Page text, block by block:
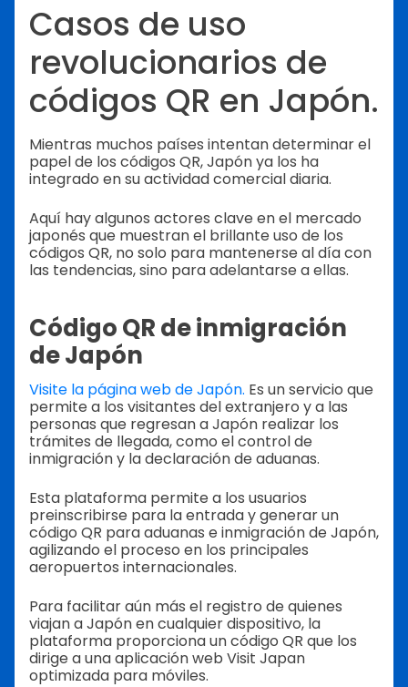
Casos de uso
revolucionarios de
códigos QR en Japón.
Mientras muchos países intentan determinar el
papel de los códigos QR, Japón ya los ha
integrado en su actividad comercial diaria.
Aquí hay algunos actores clave en el mercado
japonés que muestran el brillante uso de los
códigos QR, no solo para mantenerse al día con
las tendencias, sino para adelantarse a ellas.
Código QR de inmigración
de Japón
Visite la página web de Japón. Es un servicio que
permite a los visitantes del extranjero y a las
personas que regresan a Japón realizar los
trámites de llegada, como el control de
inmigración y la declaración de aduanas.
Esta plataforma permite a los usuarios
preinscribirse para la entrada y generar un
código QR para aduanas e inmigración de Japón,
agilizando el proceso en los principales
aeropuertos internacionales.
Para facilitar aún más el registro de quienes
viajan a Japón en cualquier dispositivo, la
plataforma proporciona un código QR que los
dirige a una aplicación web Visit Japan
optimizada para móviles.